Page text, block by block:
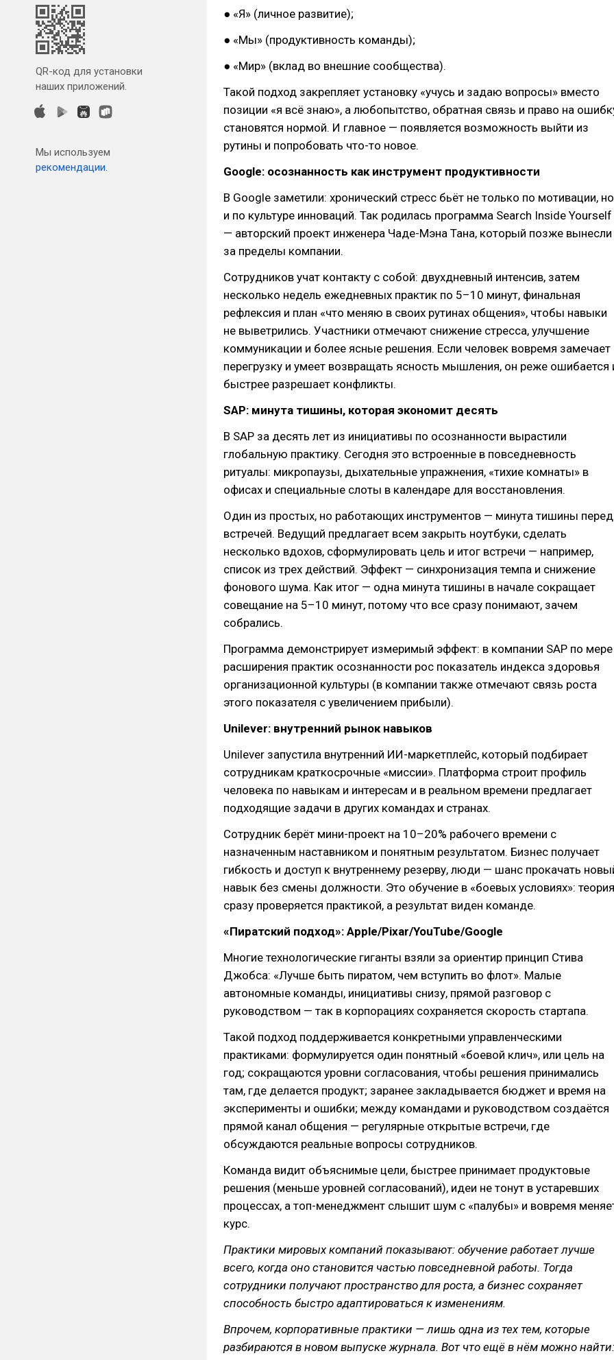
QR-код для установки
наших приложений.
Мы используем
рекомендации.
● «Я» (личное развитие);
● «Мы» (продуктивность команды);
● «Мир» (вклад во внешние сообщества).
Такой подход закрепляет установку «учусь и задаю вопросы» вместо
позиции «я всё знаю», а любопытство, обратная связь и право на
становятся нормой. И главное — появляется возможность выйти из
рутины и попробовать что-то новое.
Google: осознанность как инструмент продуктивности
В Google заметили: хронический стресс бьёт не только по мотивации, но
и по культуре инноваций. Так родилась программа Search Inside Yourself
— авторский проект инженера Чаде-Мэна Тана, который позже вынесли
за пределы компании.
Сотрудников учат контакту с собой: двухдневный интенсив, затем
несколько недель ежедневных практик по 5–10 минут, финальная
рефлексия и план «что меняю в своих рутинах общения», чтобы навыки
не выветрились. Участники отмечают снижение стресса, улучшение
коммуникации и более ясные решения. Если человек вовремя замечает
перегрузку и умеет возвращать ясность мышления, он реже ошибается
быстрее разрешает конфликты.
SAP: минута тишины, которая экономит десять
В SAP за десять лет из инициативы по осознанности вырастили
глобальную практику. Сегодня это встроенные в повседневность
ритуалы: микропаузы, дыхательные упражнения, «тихие комнаты» в
офисах и специальные слоты в календаре для восстановления.
Один из простых, но работающих инструментов — минута тишины перед
встречей. Ведущий предлагает всем закрыть ноутбуки, сделать
несколько вдохов, сформулировать цель и итог встречи — например,
список из трех действий. Эффект — синхронизация темпа и снижение
фонового шума. Как итог — одна минута тишины в начале сокращает
совещание на 5–10 минут, потому что все сразу понимают, зачем
собрались.
Программа демонстрирует измеримый эффект: в компании SAP по мере
расширения практик осознанности рос показатель индекса здоровья
организационной культуры (в компании также отмечают связь роста
этого показателя с увеличением прибыли).
Unilever: внутренний рынок навыков
Unilever запустила внутренний ИИ-маркетплейс, который подбирает
сотрудникам краткосрочные «миссии». Платформа строит профиль
человека по навыкам и интересам и в реальном времени предлагает
подходящие задачи в других командах и странах.
Сотрудник берёт мини-проект на 10–20% рабочего времени с
назначенным наставником и понятным результатом. Бизнес получает
гибкость и доступ к внутреннему резерву, люди — шанс прокачать
навык без смены должности. Это обучение в «боевых условиях»: теория
сразу проверяется практикой, а результат виден команде.
«Пиратский подход»: Apple/Pixar/YouTube/Google
Многие технологические гиганты взяли за ориентир принцип Стива
Джобса: «Лучше быть пиратом, чем вступить во флот». Малые
автономные команды, инициативы снизу, прямой разговор с
руководством — так в корпорациях сохраняется скорость стартапа.
Такой подход поддерживается конкретными управленческими
практиками: формулируется один понятный «боевой клич», или цель на
год; сокращаются уровни согласования, чтобы решения принимались
там, где делается продукт; заранее закладывается бюджет и время на
эксперименты и ошибки; между командами и руководством создаётся
прямой канал общения — регулярные открытые встречи, где
обсуждаются реальные вопросы сотрудников.
Команда видит объяснимые цели, быстрее принимает продуктовые
решения (меньше уровней согласований), идеи не тонут в устаревших
процессах, а топ-менеджмент слышит шум с «палубы» и вовремя
курс.
Практики мировых компаний показывают: обучение работает лучше
всего, когда оно становится частью повседневной работы. Тогда
сотрудники получают пространство для роста, а бизнес сохраняет
способность быстро адаптироваться к изменениям.
Впрочем, корпоративные практики — лишь одна из тех тем, которые
разбираются в новом выпуске журнала. Вот что ещё в нём можно найти: